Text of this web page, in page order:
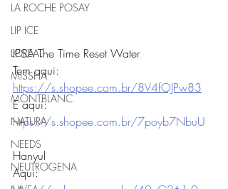
LA ROCHE POSAY
LIP ICE
LOREAL
MISSHA
MONTBLANC
NATURA
NEEDS
NEUTROGENA
IPSA The Time Reset Water
Tem aqui:
https://s.shopee.com.br/8V4fOJPw83
E aqui:
https://s.shopee.com.br/7poyb7NbuU
Hanyul
Aqui: